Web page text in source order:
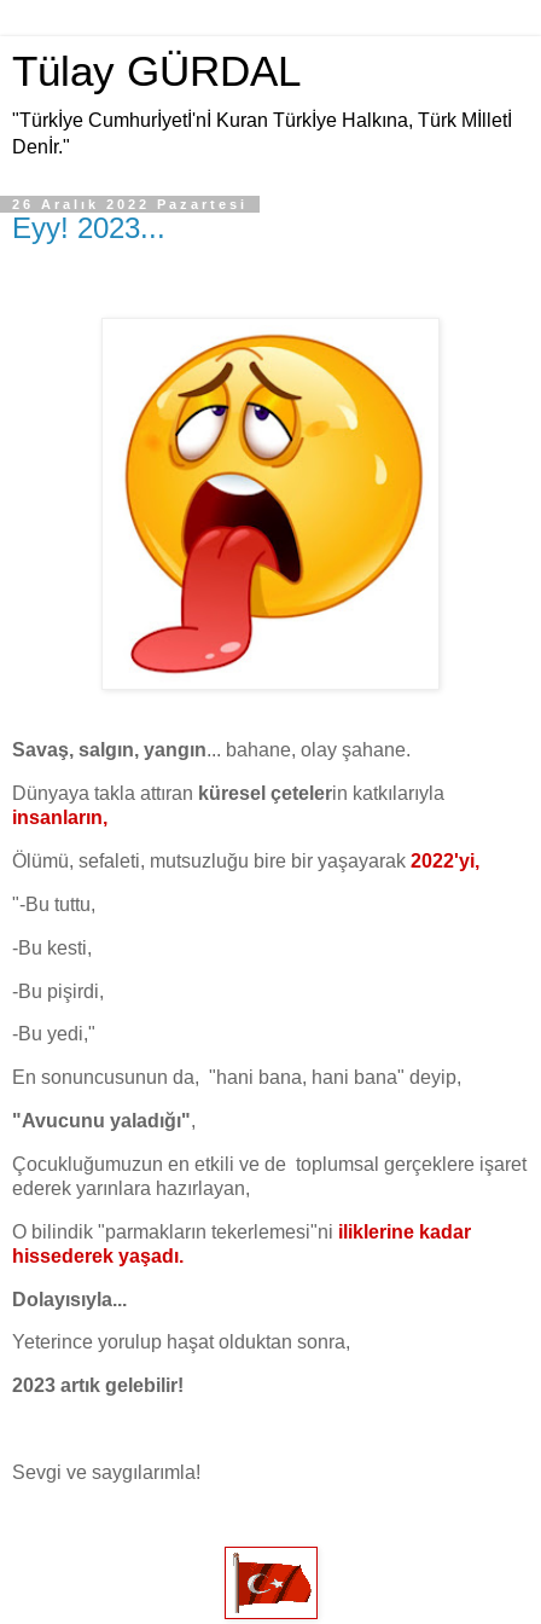
Tülay GÜRDAL
"Türkİye Cumhurİyetİ'nİ Kuran Türkİye Halkına, Türk Mİlletİ
Denİr."
26 Aralık 2022 Pazartesi
Eyy! 2023...
Savaş, salgın, yangın... bahane, olay şahane.
Dünyaya takla attıran küresel çetelerin katkılarıyla
insanların,
Ölümü, sefaleti, mutsuzluğu bire bir yaşayarak 2022'yi,
"-Bu tuttu,
-Bu kesti,
-Bu pişirdi,
-Bu yedi,"
En sonuncusunun da, "hani bana, hani bana" deyip,
"Avucunu yaladığı",
Çocukluğumuzun en etkili ve de toplumsal gerçeklere işaret
ederek yarınlara hazırlayan,
O bilindik "parmakların tekerlemesi"ni iliklerine kadar
hissederek yaşadı.
Dolayısıyla...
Yeterince yorulup haşat olduktan sonra,
2023 artık gelebilir!
Sevgi ve saygılarımla!